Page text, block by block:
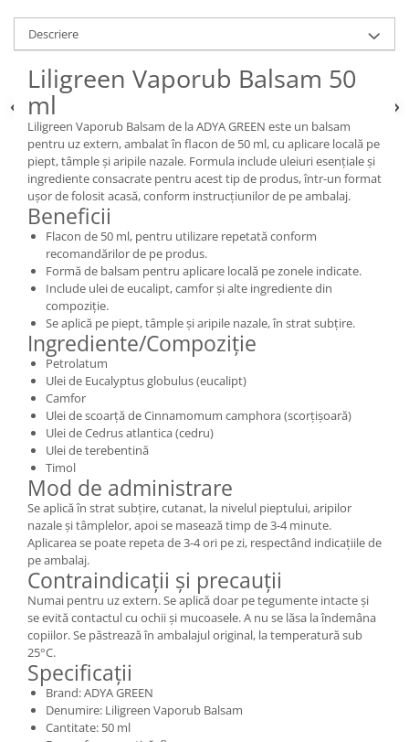
Descriere
Liligreen Vaporub Balsam 50
ml
Liligreen Vaporub Balsam de la ADYA GREEN este un balsam
pentru uz extern, ambalat în flacon de 50 ml, cu aplicare locală pe
piept, tâmple și aripile nazale. Formula include uleiuri esențiale și
ingrediente consacrate pentru acest tip de produs, într-un format
ușor de folosit acasă, conform instrucțiunilor de pe ambalaj.
Beneficii
Flacon de 50 ml, pentru utilizare repetată conform
recomandărilor de pe produs.
Formă de balsam pentru aplicare locală pe zonele indicate.
Include ulei de eucalipt, camfor și alte ingrediente din
compoziție.
Se aplică pe piept, tâmple și aripile nazale, în strat subțire.
Ingrediente/Compoziție
Petrolatum
Ulei de Eucalyptus globulus (eucalipt)
Camfor
Ulei de scoarță de Cinnamomum camphora (scorțișoară)
Ulei de Cedrus atlantica (cedru)
Ulei de terebentină
Timol
Mod de administrare
Se aplică în strat subțire, cutanat, la nivelul pieptului, aripilor
nazale și tâmplelor, apoi se masează timp de 3-4 minute.
Aplicarea se poate repeta de 3-4 ori pe zi, respectând indicațiile de
pe ambalaj.
Contraindicații și precauții
Numai pentru uz extern. Se aplică doar pe tegumente intacte și
se evită contactul cu ochii și mucoasele. A nu se lăsa la îndemâna
copiilor. Se păstrează în ambalajul original, la temperatură sub
25°C.
Specificații
Brand: ADYA GREEN
Denumire: Liligreen Vaporub Balsam
Cantitate: 50 ml